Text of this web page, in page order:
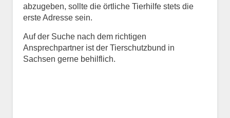
abzugeben, sollte die örtliche Tierhilfe stets die
erste Adresse sein.
Auf der Suche nach dem richtigen
Ansprechpartner ist der Tierschutzbund in
Sachsen gerne behilflich.